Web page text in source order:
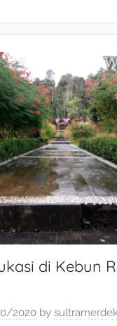
di Kebun
2020 by